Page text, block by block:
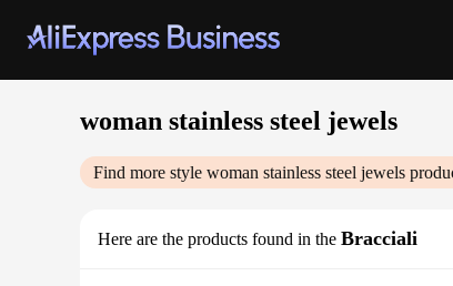
woman stainless steel jewels
Find more style woman stainless steel jewels
Here are the products found in the Bracciali